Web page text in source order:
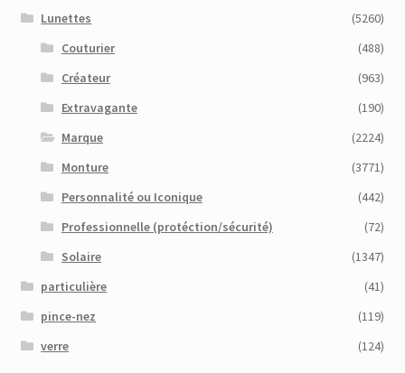
Lunettes
(5260)
Couturier
(488)
Créateur
(963)
Extravagante
(190)
Marque
(2224)
Monture
(3771)
Personnalité ou Iconique
(442)
Professionnelle (protéction/sécurité)
(72)
Solaire
(1347)
particulière
(41)
pince-nez
(119)
verre
(124)